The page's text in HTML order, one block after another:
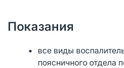
Показания
все виды
поясничного отдела